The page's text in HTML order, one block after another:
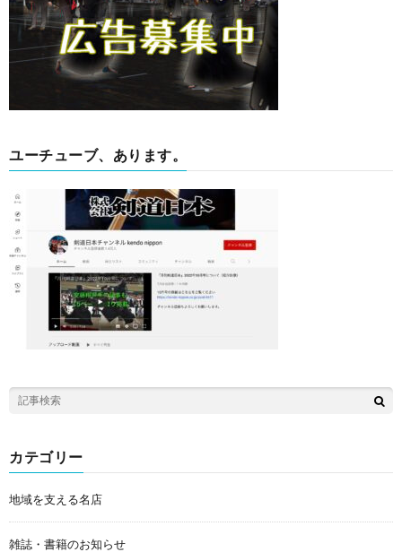
ユーチューブ、あります。
カテゴリー
地域を支える名店
雑誌・書籍のお知らせ